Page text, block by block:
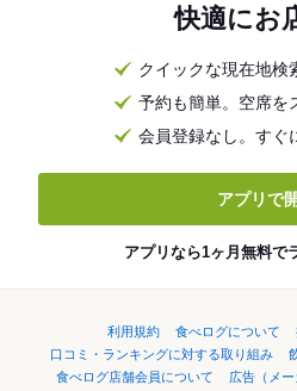
快適にお
クイックな現在地検
予約も簡単。空席を
会員登録なし。すぐ
アプリで
アプリなら1ヶ月無料で
利用規約 食べログについて
口コミ・ランキングに対する取り組み
食べログ店舗会員について
広告（メ